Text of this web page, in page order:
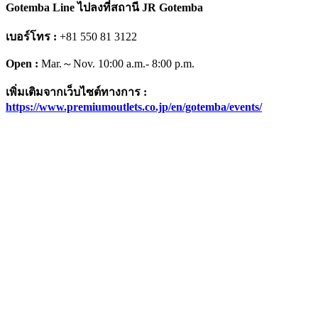
Gotemba Line ไปลงที่สถานี JR Gotemba
เบอร์โทร : +81 550 81 3122
Open : Mar.～Nov. 10:00 a.m.‐ 8:00 p.m.
เพิ่มเติมจากเว็บไซต์ทางการ :
https://www.premiumoutlets.co.jp/en/gotemba/events/